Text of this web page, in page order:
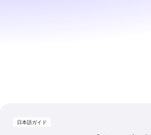
日本語ガイド